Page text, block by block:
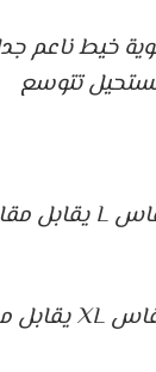
خيط ناعم
تتوسع